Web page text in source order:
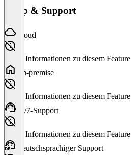
Setup & Support
Cloud
Keine Informationen zu diesem Feature
On-premise
Keine Informationen zu diesem Feature
24/7-Support
Keine Informationen zu diesem Feature
Deutschsprachiger Support